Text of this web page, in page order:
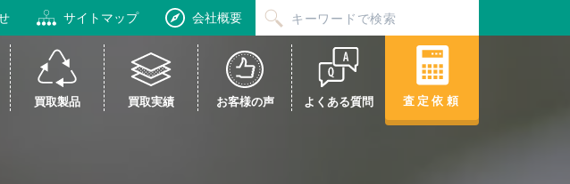
サイトマップ 会社概要
買取製品 買取実績 お客様の声 よくある質問 査定依頼